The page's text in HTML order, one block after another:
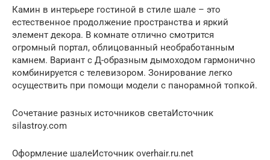
Камин в интерьере гостиной в стиле шале – это
естественное продолжение пространства и яркий
элемент декора. В комнате отлично смотрится
огромный портал, облицованный необработанным
камнем. Вариант с Д-образным дымоходом гармонично
комбинируется с телевизором. Зонирование легко
осуществить при помощи модели с панорамной топкой.
Сочетание разных источников светаИсточник
silastroy.com
Оформление шалеИсточник overhair.ru.net